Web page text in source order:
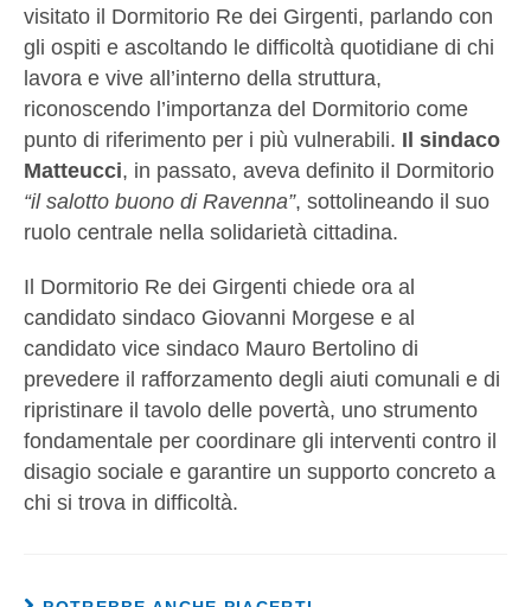
visitato il Dormitorio Re dei Girgenti, parlando con
gli ospiti e ascoltando le difficoltà quotidiane di chi
lavora e vive all’interno della struttura,
riconoscendo l’importanza del Dormitorio come
punto di riferimento per i più vulnerabili. Il sindaco
Matteucci, in passato, aveva definito il Dormitorio
“il salotto buono di Ravenna”, sottolineando il suo
ruolo centrale nella solidarietà cittadina.
Il Dormitorio Re dei Girgenti chiede ora al
candidato sindaco Giovanni Morgese e al
candidato vice sindaco Mauro Bertolino di
prevedere il rafforzamento degli aiuti comunali e di
ripristinare il tavolo delle povertà, uno strumento
fondamentale per coordinare gli interventi contro il
disagio sociale e garantire un supporto concreto a
chi si trova in difficoltà.